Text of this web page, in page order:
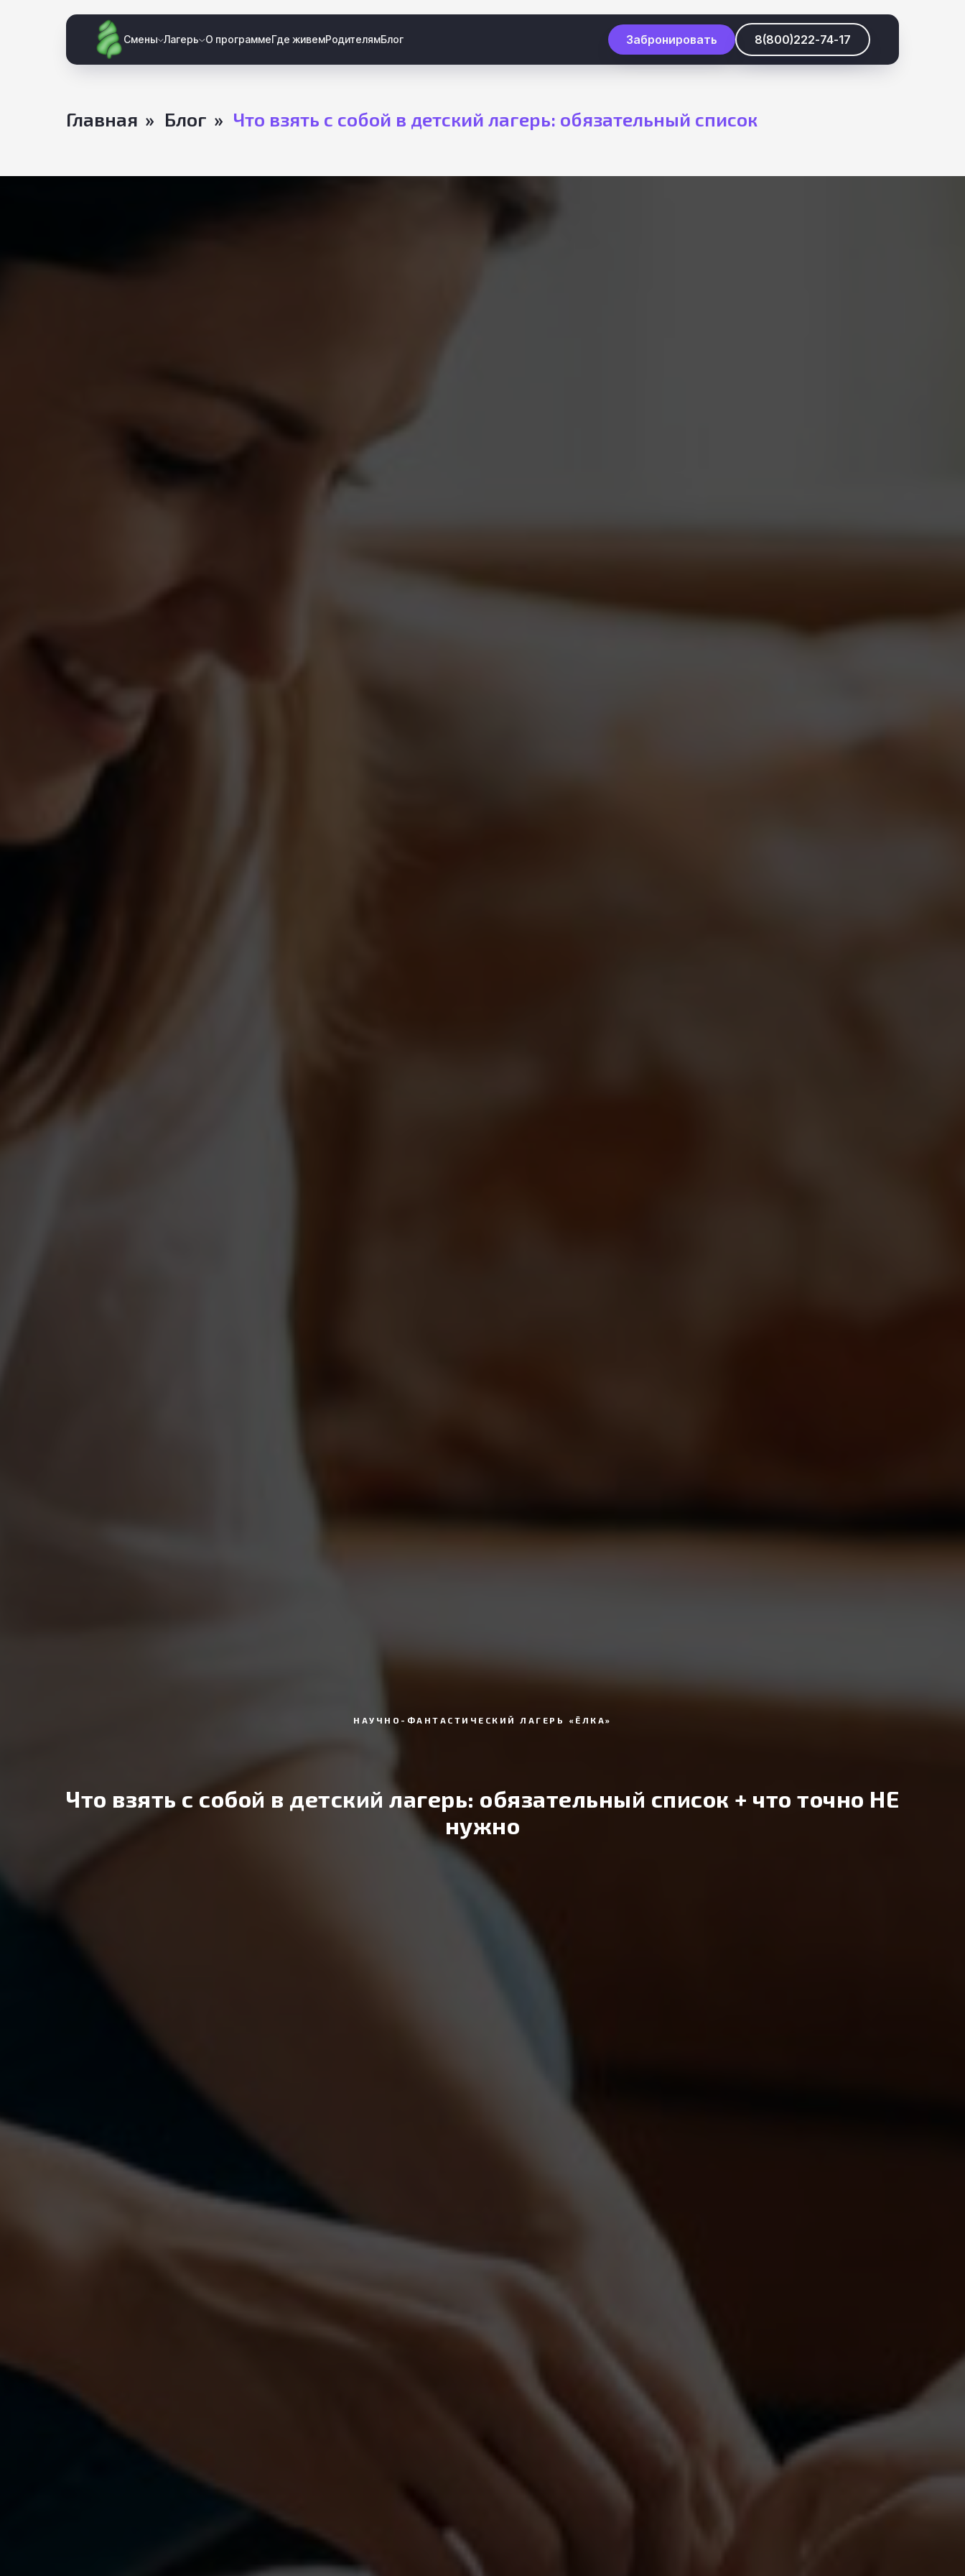
Смены Лагерь О программеГде живемРодителямБлог Забронировать 8(800)222-74-17​
Главная » Блог » Что взять с собой в детский лагерь: обязательный список
НАУЧНО-ФАНТАСТИЧЕСКИЙ ЛАГЕРЬ «ЁЛКА»
Что взять с собой в детский лагерь: обязательный список + что точно НЕ
нужно